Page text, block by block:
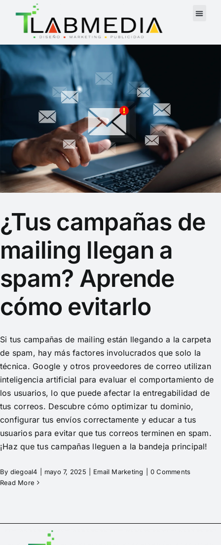
¿Tus campañas de
mailing llegan a
spam? Aprende
cómo evitarlo
Si tus campañas de mailing están llegando a la carpeta
de spam, hay más factores involucrados que solo la
técnica. Google y otros proveedores de correo utilizan
inteligencia artificial para evaluar el comportamiento de
los usuarios, lo que puede afectar la entregabilidad de
tus correos. Descubre cómo optimizar tu dominio,
configurar tus envíos correctamente y educar a tus
usuarios para evitar que tus correos terminen en spam.
¡Haz que tus campañas lleguen a la bandeja principal!
By diegoal4 mayo 7, 2025 Email Marketing
0 Comments
Read More